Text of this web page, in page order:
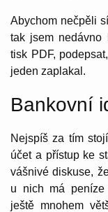
Abychom nečpěli
tak jsem nedávno
tisk PDF,
jeden zaplakal.
Bankovní
Nejspíš za tím
účet a přístup ke
vášnivé diskuse,
u nich má peníze
ještě mnohem